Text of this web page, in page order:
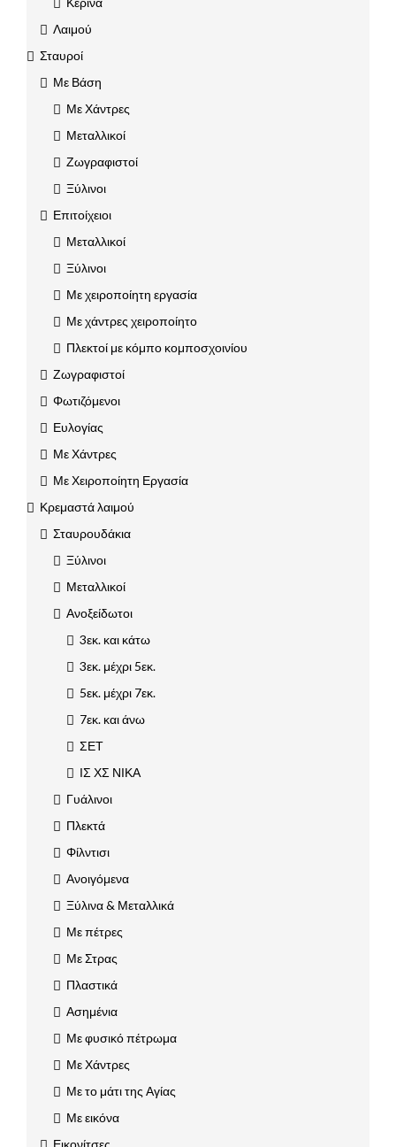
Λαιμού
Σταυροί
Με Βάση
Με Χάντρες
Μεταλλικοί
Ζωγραφιστοί
Ξύλινοι
Επιτοίχειοι
Μεταλλικοί
Ξύλινοι
Με χειροποίητη εργασία
Με χάντρες χειροποίητο
Πλεκτοί με κόμπο κομποσχοινίου
Ζωγραφιστοί
Φωτιζόμενοι
Ευλογίας
Με Χάντρες
Με Χειροποίητη Εργασία
Κρεμαστά λαιμού
Σταυρουδάκια
Ξύλινοι
Μεταλλικοί
Ανοξείδωτοι
3εκ. και κάτω
3εκ. μέχρι 5εκ.
5εκ. μέχρι 7εκ.
7εκ. και άνω
ΣΕΤ
ΙΣ ΧΣ ΝΙΚΑ
Γυάλινοι
Πλεκτά
Φίλντισι
Ανοιγόμενα
Ξύλινα & Μεταλλικά
Με πέτρες
Με Στρας
Πλαστικά
Ασημένια
Με φυσικό πέτρωμα
Με Χάντρες
Με το μάτι της Αγίας
Με εικόνα
Εικονίτσες